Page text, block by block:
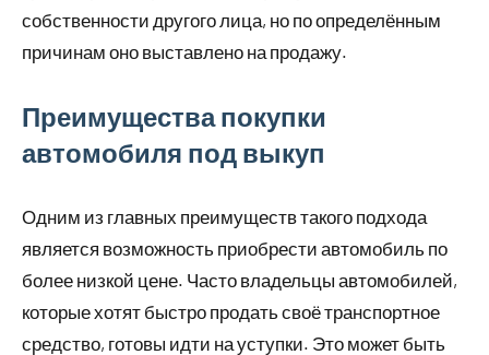
собственности другого лица, но по определённым
причинам оно выставлено на продажу.
Преимущества покупки
автомобиля под выкуп
Одним из главных преимуществ такого подхода
является возможность приобрести автомобиль по
более низкой цене. Часто владельцы автомобилей,
которые хотят быстро продать своё транспортное
средство, готовы идти на уступки. Это может быть